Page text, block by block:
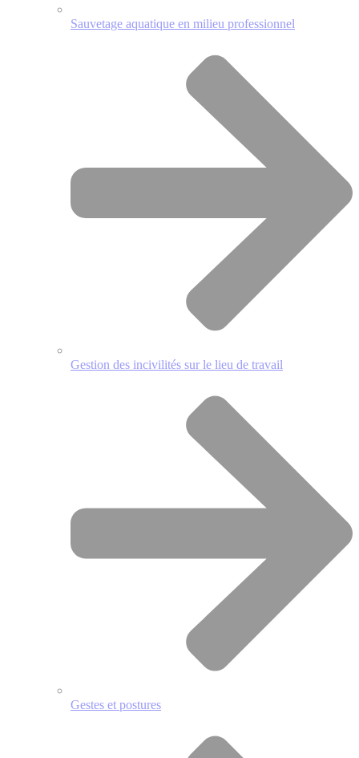
Sauvetage aquatique en milieu professionnel
Gestion des incivilités sur le lieu de travail
Gestes et postures